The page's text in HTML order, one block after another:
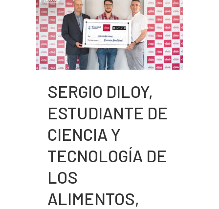
SERGIO DILOY,
ESTUDIANTE DE
CIENCIA Y
TECNOLOGÍA DE
LOS
ALIMENTOS,